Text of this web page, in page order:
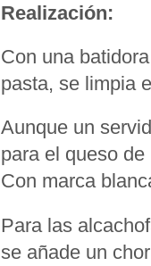
Realización:
Con una
pasta, se limpia
Aunque un
para el queso
Con marca
Para las
se añade un